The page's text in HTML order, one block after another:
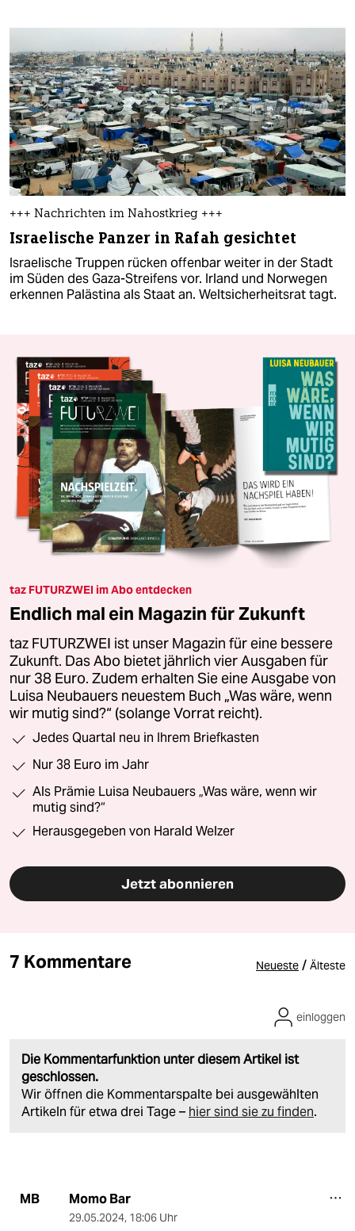
+++ Nachrichten im Nahostkrieg +++
Israelische Panzer in Rafah gesichtet
Israelische Truppen rücken offenbar weiter in der Stadt
im Süden des Gaza-Streifens vor. Irland und Norwegen
erkennen Palästina als Staat an. Weltsicherheitsrat tagt.
taz FUTURZWEI im Abo entdecken
Endlich mal ein Magazin für Zukunft
taz FUTURZWEI ist unser Magazin für eine bessere
Zukunft. Das Abo bietet jährlich vier Ausgaben für
nur 38 Euro. Zudem erhalten Sie eine Ausgabe von
Luisa Neubauers neuestem Buch „Was wäre, wenn
wir mutig sind?“ (solange Vorrat reicht).
Jedes Quartal neu in Ihrem Briefkasten
Nur 38 Euro im Jahr
Als Prämie Luisa Neubauers „Was wäre, wenn wir
mutig sind?“
Herausgegeben von Harald Welzer
Jetzt abonnieren
7 Kommentare Neueste / Älteste
Die Kommentarfunktion unter diesem Artikel ist
geschlossen.
Wir öffnen die Kommentarspalte bei ausgewählten
Artikeln für etwa drei Tage – hier sind sie zu finden.
einloggen
MB Momo Bar
29.05.2024, 18:06 Uhr